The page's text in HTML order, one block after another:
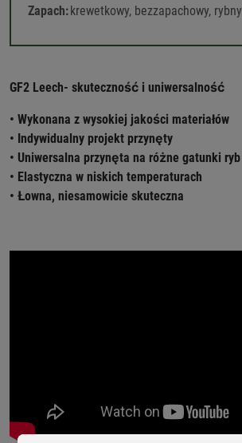
Zapach:krewetkowy, bezzapachowy, rybny
GF2 Leech- skuteczność i uniwersalność
• Wykonana z wysokiej jakości materiałów
• Indywidualny projekt przynęty
• Uniwersalna przynęta na różne gatunki ryb
• Elastyczna w niskich temperaturach
• Łowna, niesamowicie skuteczna